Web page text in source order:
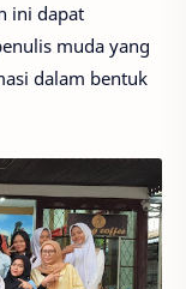
ini dapat
muda yang
dalam bentuk